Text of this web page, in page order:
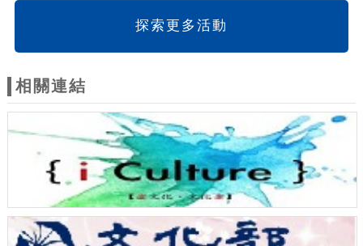
探索更多活動
相關連結